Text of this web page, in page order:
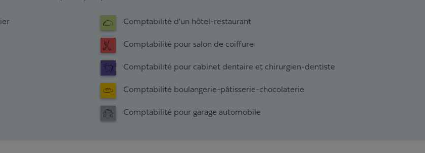
Comptabilité d'un hôtel-restaurant
Comptabilité pour salon de coiffure
Comptabilité pour cabinet dentaire et chirurgien-dentiste
Comptabilité boulangerie-pâtisserie-chocolaterie
Comptabilité pour garage automobile